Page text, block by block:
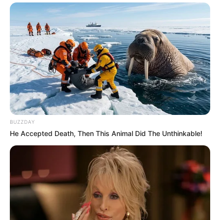
Σε ενδεχόμενο έκρηξης πάνω από το 50% των
ανθρώπων θα πεθάνουν
Σε μελέτη αξιολόγησης κινδύνου έκρηξης με την χρήση
μοντέλου Bleve εξήχθησαν τα ακόλουθα αποτελέσματα
μόνο κατά την έκθεση στην ακτινοβολία.
BUZZDAY
He Accepted Death, Then This Animal Did The Unthinkable!